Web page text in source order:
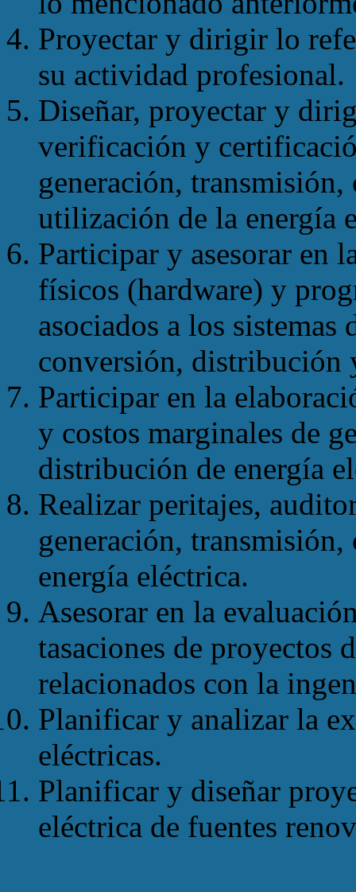
Proyectar y dirigir lo
su actividad profesional.
Diseñar, proyectar y
verificación y
generación,
utilización de la energía
Participar y asesorar en
físicos (hardware) y
asociados a los
conversión, distribución
Participar en la
y costos marginales de
distribución de energía
Realizar peritajes,
generación,
energía eléctrica.
Asesorar en la
tasaciones de proyectos
relacionados con la
Planificar y analizar la
eléctricas.
Planificar y diseñar
eléctrica de fuentes